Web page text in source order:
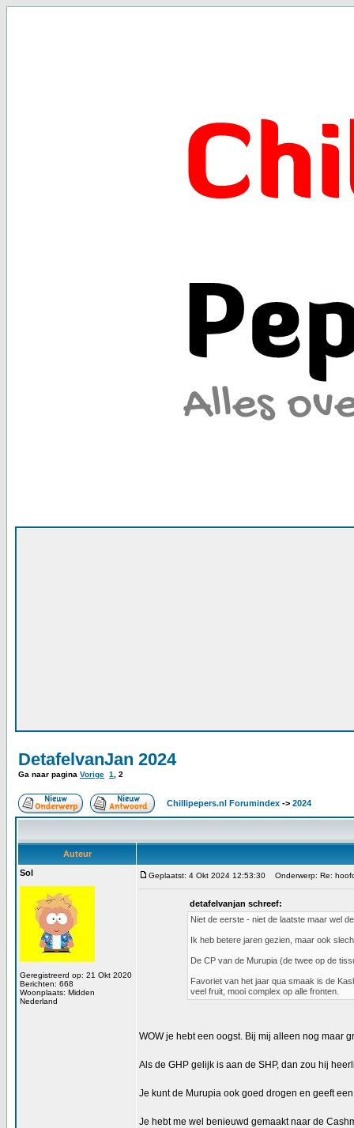
DetafelvanJan 2024
Ga naar pagina Vorige 1 2
Chillipepers.nl Forumindex -> 2024
Auteur
Sol
Geregistreerd op: 21 Okt 2020
Berichten: 668
Woonplaats: Midden
Nederland
Geplaatst: 4 Okt 2024 12:53:30 Onderwerp: Re:
detafelvanjan schreef:
Niet de eerste - niet de laatste maar wel
Ik heb betere jaren gezien, maar ook
De CP van de Murupia (de twee op de
Favoriet van het jaar qua smaak is de
veel fruit, mooi complex op alle fronten.
WOW je hebt een oogst. Bij mij alleen nog maar
Als de GHP gelijk is aan de SHP, dan zou hij
Je kunt de Murupia ook goed drogen en geeft
Je hebt me wel benieuwd gemaakt naar de